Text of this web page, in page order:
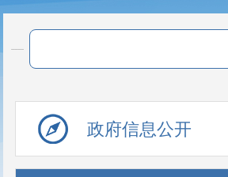
政府信息公开